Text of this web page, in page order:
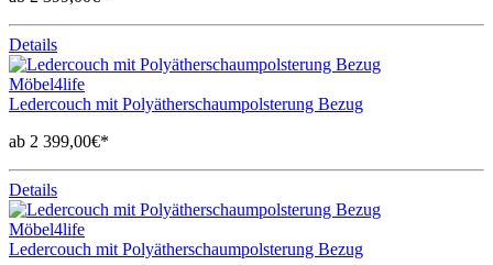
Details
Möbel4life
Ledercouch mit Polyätherschaumpolsterung Bezug
ab 2 399,00€*
Details
Möbel4life
Ledercouch mit Polyätherschaumpolsterung Bezug